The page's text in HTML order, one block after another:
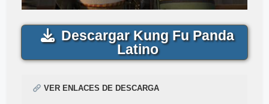
Descargar Kung Fu Panda
Latino
VER ENLACES DE DESCARGA